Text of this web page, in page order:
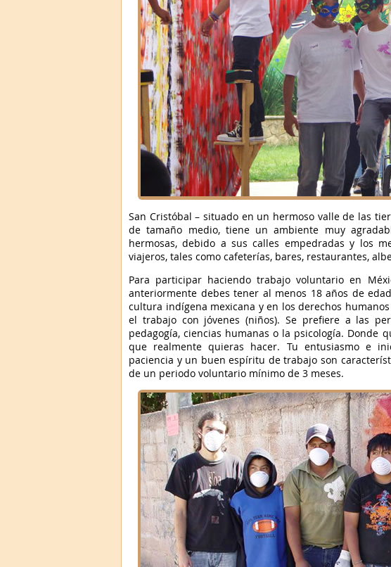
San Cristóbal – situado en un hermoso valle de las
de tamaño medio, tiene un ambiente muy
hermosas, debido a sus calles empedradas y los
viajeros, tales como cafeterías, bares, restaurantes,
Para participar haciendo trabajo voluntario en
anteriormente debes tener al menos 18 años de
cultura indígena mexicana y en los derechos
el trabajo con jóvenes (niños). Se prefiere a las
pedagogía, ciencias humanas o la psicología. Donde
que realmente quieras hacer. Tu entusiasmo e
paciencia y un buen espíritu de trabajo son
de un periodo voluntario mínimo de 3 meses.